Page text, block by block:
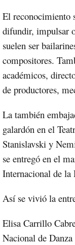
El reconocimiento
difundir, impulsar
suelen ser
compositores.
académicos,
de productores,
La también
galardón en el
Stanislavski y
se entregó en el
Internacional de la
Así se vivió la
Elisa Carrillo
Nacional de